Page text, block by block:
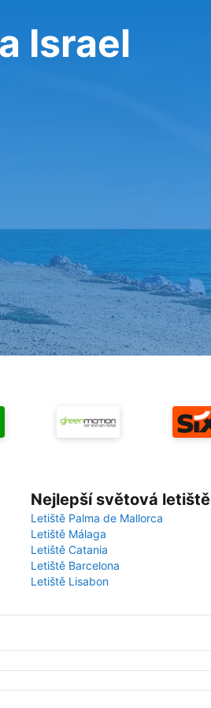
Israel
Nejlepší světová letiště
Letiště Palma de Mallorca
Letiště Málaga
Letiště Catania
Letiště Barcelona
Letiště Lisabon